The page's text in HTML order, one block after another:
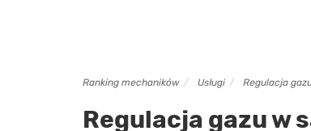
Ranking mechaników Usługi Regulacja
Regulacja gazu w